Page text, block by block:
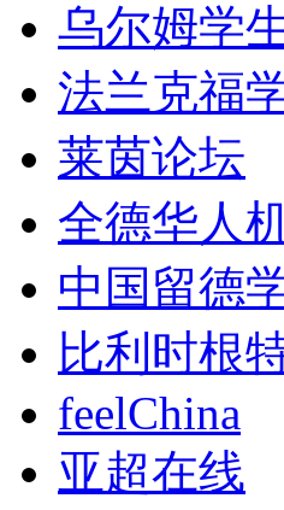
乌尔姆学
法兰克福
莱茵论坛
全德华人
中国留德
比利时根
feelChina
亚超在线